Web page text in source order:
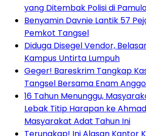
yang Ditembak Polisi di
Benyamin Davnie Lantik 57
Pemkot Tangsel
Diduga Disegel Vendor,
Kampus Untirta Lumpuh
Geger! Bareskrim Tangkap
Tangsel Bersama Enam
16 Tahun Menunggu,
Lebak Titip Harapan ke Ahmad
Masyarakat Adat Tahun Ini